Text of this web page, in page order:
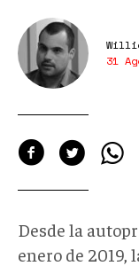
31
Desde la
enero de 2019,